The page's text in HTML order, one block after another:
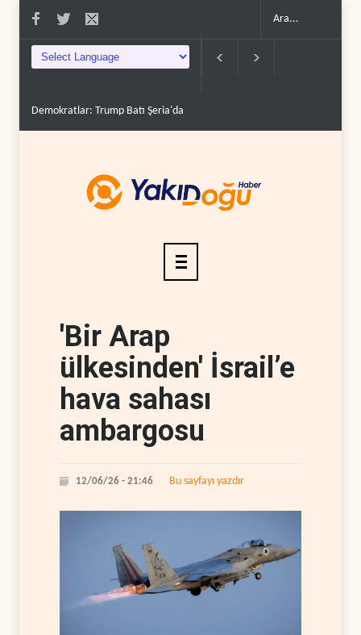
Demokratlar: Trump Batı Şeria'da işgalci yerleşimcilere ..
'Bir Arap
ülkesinden' İsrail’e
hava sahası
ambargosu
12/06/26 - 21:46 Bu sayfayı yazdır